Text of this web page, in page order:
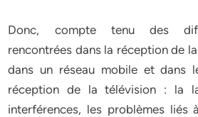
Donc, compte tenu des
rencontrées dans la réception de
dans un réseau mobile et dans
réception de la télévision : la
interférences, les problèmes liés